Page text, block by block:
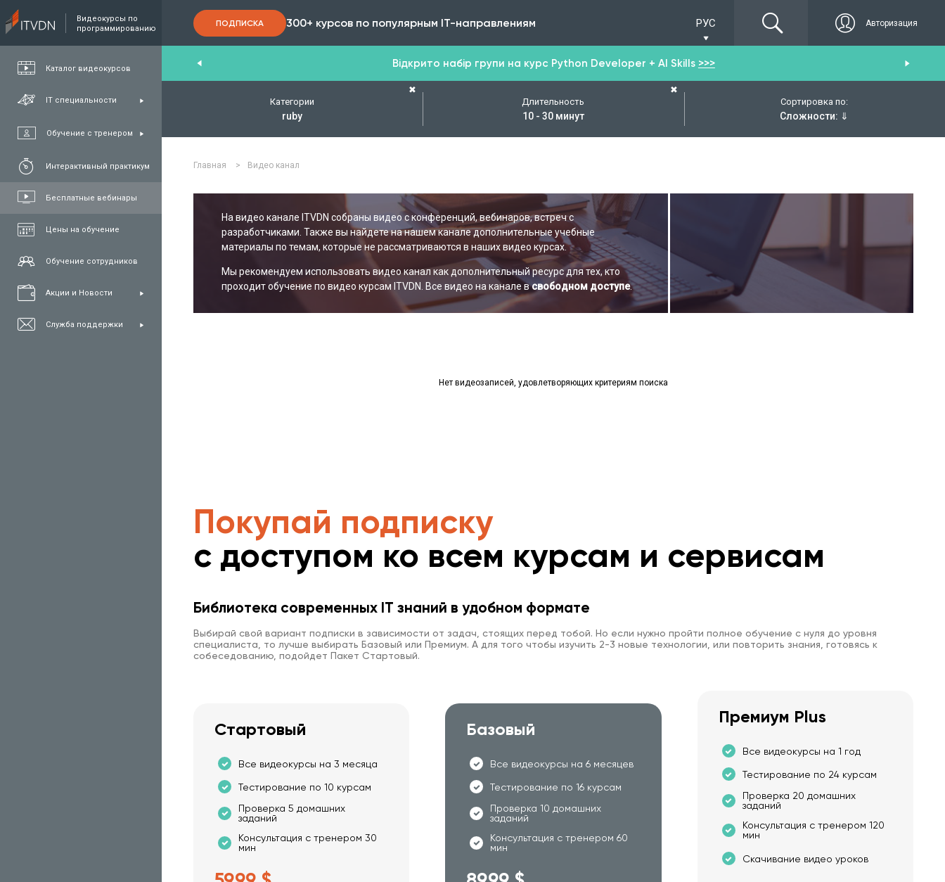
Видеокурсы по
программированию
Каталог видеокурсов
IT специальности
Обучение с тренером
Интерактивный практикум
Бесплатные вебинары
Цены на обучение
Обучение сотрудников
Акции и Новости
Служба поддержки
ПОДПИСКА 300+ курсов по популярным IT-направлениям РУС Авторизация
FullStack Відкрито набір групи на курс Python Developer + AI Skills >>>
Категории
ruby
✖
Длительность
10 - 30 минут
✖
Сортировка по:
Сложности: ⇓
Главная > Видео канал
На видео канале ITVDN собраны видео с конференций, вебинаров, встреч с
разработчиками. Также вы найдете на нашем канале дополнительные учебные
материалы по темам, которые не рассматриваются в наших видео курсах.
Мы рекомендуем использовать видео канал как дополнительный ресурс для тех, кто
проходит обучение по видео курсам ITVDN. Все видео на канале всвободном доступе.
Нет видеозаписей, удовлетворяющих критериям поиска
Покупай подписку
с доступом ко всем курсам и сервисам
Библиотека современных IT знаний в удобном формате
Выбирай свой вариант подписки в зависимости от задач, стоящих перед тобой. Но если нужно пройти полное обучение с нуля до уровня
специалиста, то лучше выбирать Базовый или Премиум. А для того чтобы изучить 2-3 новые технологии, или повторить знания, готовясь к
собеседованию, подойдет Пакет Стартовый.
Стартовый
Все видеокурсы на 3 месяца
Тестирование по 10 курсам
Проверка 5 домашних
заданий
Консультация с тренером 30
мин
Базовый
Все видеокурсы на 6 месяцев
Тестирование по 16 курсам
Проверка 10 домашних
заданий
Консультация с тренером 60
мин
Премиум Plus
Все видеокурсы на 1 год
Тестирование по 24 курсам
Проверка 20 домашних
заданий
Консультация с тренером 120
мин
Скачивание видео уроков